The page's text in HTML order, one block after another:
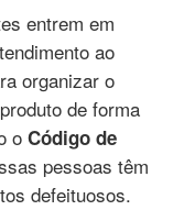
entrem em
ao
organizar o
de forma
o Código de
pessoas têm
defeituosos.